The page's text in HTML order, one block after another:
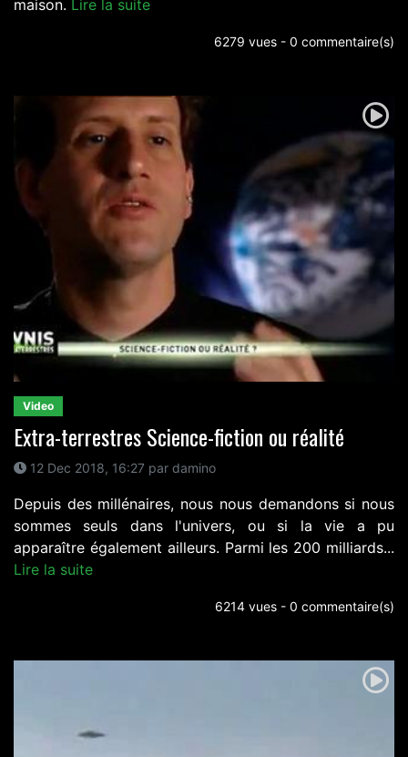
maison. Lire la suite
6279 vues - 0 commentaire(s)
Video
Extra-terrestres Science-fiction ou réalité
12 Dec 2018, 16:27 par damino
Depuis des millénaires, nous nous demandons si nous
sommes seuls dans l'univers, ou si la vie a pu
apparaître également ailleurs. Parmi les 200 milliards...
Lire la suite
6214 vues - 0 commentaire(s)